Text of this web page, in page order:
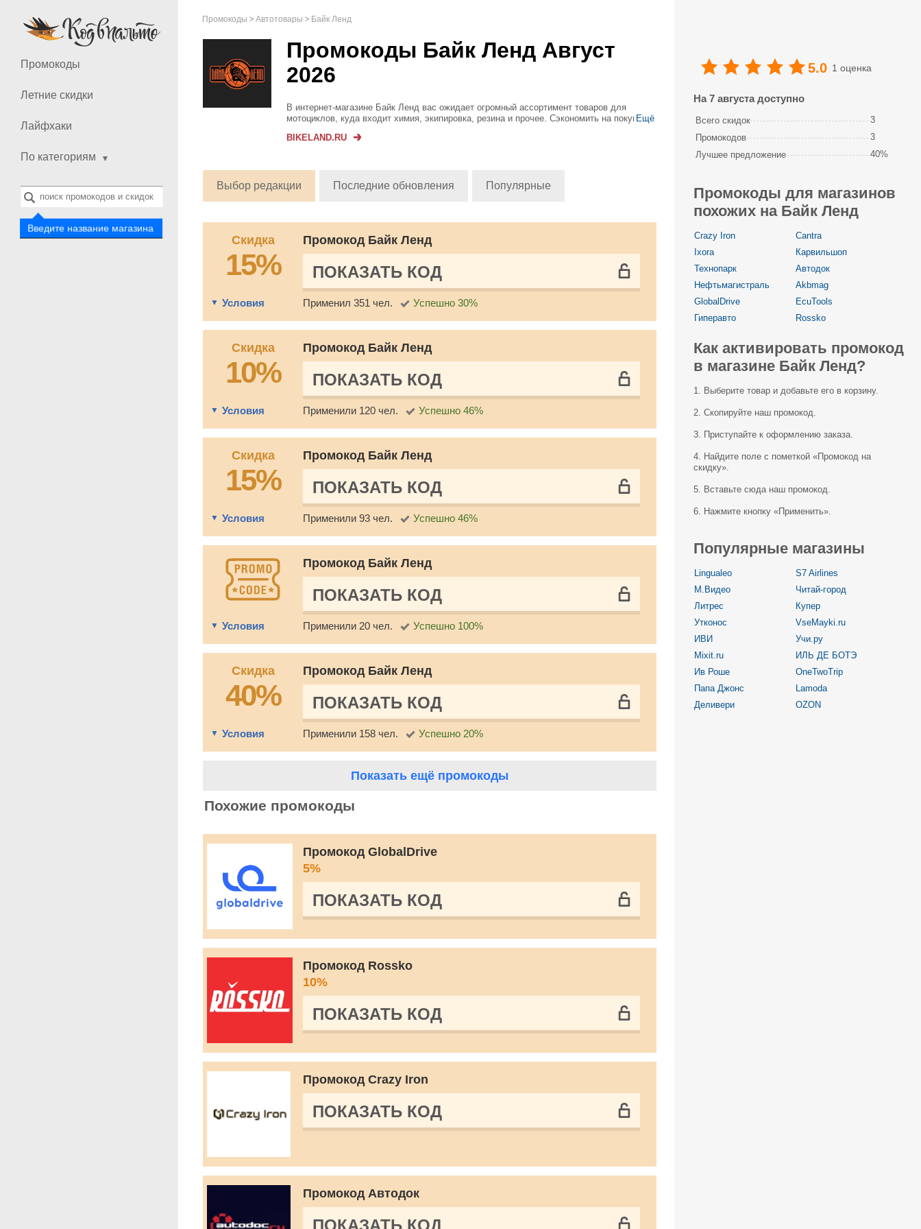
Промокоды
Летние скидки
Лайфхаки
По категориям
Введите название магазина
Промокоды Автотовары Байк Ленд
Промокоды Байк Ленд Август
2026
В интернет-магазине Байк Ленд вас ожидает огромный ассортимент товаров для
мотоциклов, куда входит химия, экипировка, резина и прочее. Сэкономить на покупке
воспользуйтесь н...
Ещё
BIKELAND.RU
Выбор редакции Последние обновления Популярные
Скидка
15%
Промокод Байк Ленд
ПОКАЗАТЬ КОД
Условия Применил 351 чел. Успешно 30%
Скидка
10%
Промокод Байк Ленд
ПОКАЗАТЬ КОД
Условия Применили 120 чел. Успешно 46%
Скидка
15%
Промокод Байк Ленд
ПОКАЗАТЬ КОД
Условия Применили 93 чел. Успешно 46%
Промокод Байк Ленд
ПОКАЗАТЬ КОД
Условия Применили 20 чел. Успешно 100%
Скидка
40%
Промокод Байк Ленд
ПОКАЗАТЬ КОД
Условия Применили 158 чел. Успешно 20%
Показать ещё промокоды
Похожие промокоды
Промокод GlobalDrive
5%
ПОКАЗАТЬ КОД
Промокод Rossko
10%
ПОКАЗАТЬ КОД
Промокод Crazy Iron
ПОКАЗАТЬ КОД
Промокод Автодок
ПОКАЗАТЬ КОД
5.0 1 оценка
На 7 августа доступно
Всего скидок
3
Промокодов
3
Лучшее предложение
40%
Промокоды для магазинов
похожих на Байк Ленд
Crazy Iron
Cantra
Ixora
Карвильшоп
Технопарк
Автодок
Нефтьмагистраль
Akbmag
GlobalDrive
EcuTools
Гиперавто
Rossko
Как активировать промокод
в магазине Байк Ленд?
1. Выберите товар и добавьте его в корзину.
2. Скопируйте наш промокод.
3. Приступайте к оформлению заказа.
4. Найдите поле с пометкой «Промокод на
скидку».
5. Вставьте сюда наш промокод.
6. Нажмите кнопку «Применить».
Популярные магазины
Lingualeo
S7 Airlines
М.Видео
Читай-город
Литрес
Купер
Утконос
VseMayki.ru
ИВИ
Учи.ру
Mixit.ru
ИЛЬ ДЕ БОТЭ
Ив Роше
OneTwoTrip
Папа Джонс
Lamoda
Деливери
OZON